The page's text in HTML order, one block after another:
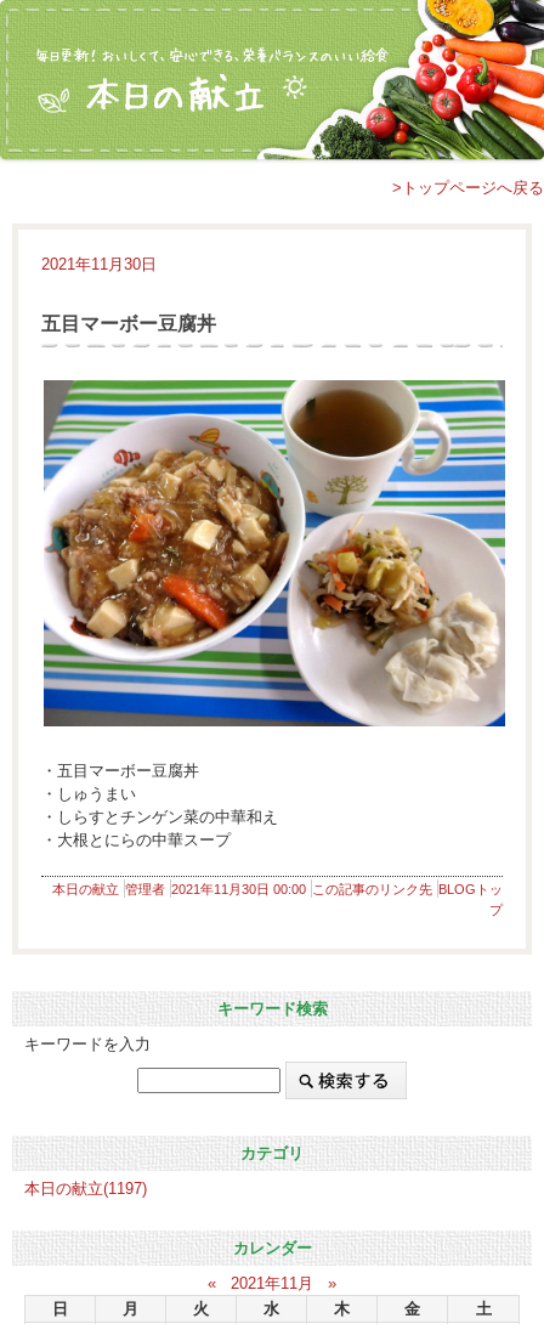
>トップページへ戻る
2021年11月30日
五目マーボー豆腐丼
・五目マーボー豆腐丼
・しゅうまい
・しらすとチンゲン菜の中華和え
・大根とにらの中華スープ
本日の献立 管理者 2021年11月30日 00:00 この記事のリンク先 BLOGトッ
プ
キーワード検索
キーワードを入力
カテゴリ
本日の献立(1197)
カレンダー
«
2021年11月
»
日
月 火 水 木 金
土